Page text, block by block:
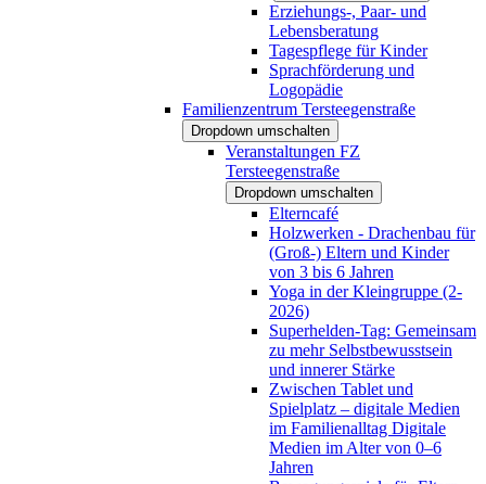
Erziehungs-, Paar- und
Lebensberatung
Tagespflege für Kinder
Sprachförderung und
Logopädie
Familienzentrum Tersteegenstraße
Dropdown umschalten
Veranstaltungen FZ
Tersteegenstraße
Dropdown umschalten
Elterncafé
Holzwerken - Drachenbau für
(Groß-) Eltern und Kinder
von 3 bis 6 Jahren
Yoga in der Kleingruppe (2-
2026)
Superhelden-Tag: Gemeinsam
zu mehr Selbstbewusstsein
und innerer Stärke
Zwischen Tablet und
Spielplatz – digitale Medien
im Familienalltag Digitale
Medien im Alter von 0–6
Jahren